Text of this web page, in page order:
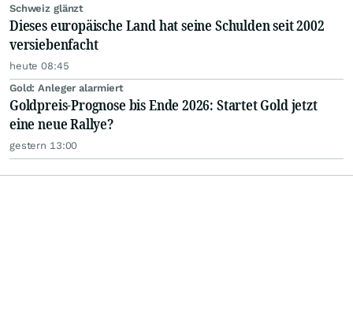
Schweiz glänzt
Dieses europäische Land hat seine Schulden seit 2002
versiebenfacht
heute 08:45
Gold: Anleger alarmiert
Goldpreis-Prognose bis Ende 2026: Startet Gold jetzt
eine neue Rallye?
gestern 13:00